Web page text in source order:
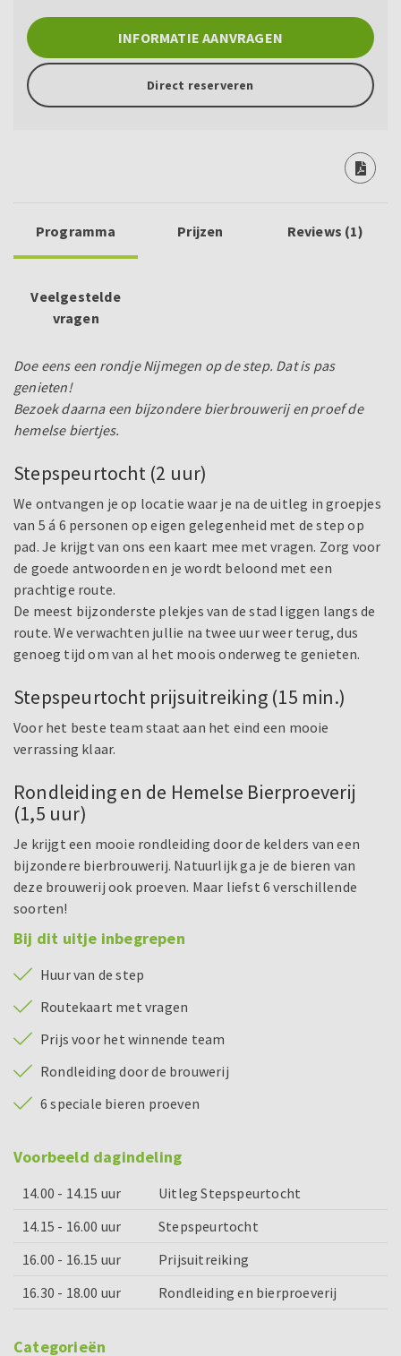
INFORMATIE AANVRAGEN
Direct reserveren
Programma Prijzen Reviews (1)
Veelgestelde
vragen
Doe eens een rondje Nijmegen op de step. Dat is pas
genieten!
Bezoek daarna een bijzondere bierbrouwerij en proef de
hemelse biertjes.
Stepspeurtocht (2 uur)
We ontvangen je op locatie waar je na de uitleg in groepjes
van 5 á 6 personen op eigen gelegenheid met de step op
pad. Je krijgt van ons een kaart mee met vragen. Zorg voor
de goede antwoorden en je wordt beloond met een
prachtige route.
De meest bijzonderste plekjes van de stad liggen langs de
route. We verwachten jullie na twee uur weer terug, dus
genoeg tijd om van al het moois onderweg te genieten.
Stepspeurtocht prijsuitreiking (15 min.)
Voor het beste team staat aan het eind een mooie
verrassing klaar.
Rondleiding en de Hemelse Bierproeverij
(1,5 uur)
Je krijgt een mooie rondleiding door de kelders van een
bijzondere bierbrouwerij. Natuurlijk ga je de bieren van
deze brouwerij ook proeven. Maar liefst 6 verschillende
soorten!
Bij dit uitje inbegrepen
Huur van de step
Routekaart met vragen
Prijs voor het winnende team
Rondleiding door de brouwerij
6 speciale bieren proeven
Voorbeeld dagindeling
14.00 - 14.15 uur
Uitleg Stepspeurtocht
14.15 - 16.00 uur
Stepspeurtocht
16.00 - 16.15 uur
Prijsuitreiking
16.30 - 18.00 uur
Rondleiding en bierproeverij
Categorieën